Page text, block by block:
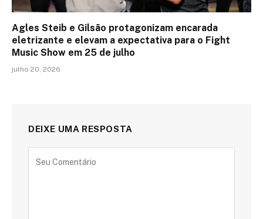
Agles Steib e Gilsão protagonizam encarada
eletrizante e elevam a expectativa para o Fight
Music Show em 25 de julho
julho 20, 2026
DEIXE UMA RESPOSTA